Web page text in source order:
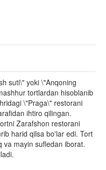
suti\" yoki \"Anqoning
tortlardan hisoblanib
\"Praga\" restorani
ihtiro qilingan.
Zarafshon restorani
harid qilsa bo'lar edi. Tort
va mayin sufledan iborat.